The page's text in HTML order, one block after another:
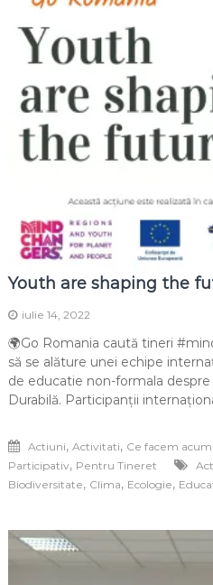
Youth are shaping the
iulie 14, 2022
🌍Go Romania caută tineri
să se alăture unei echipe
de educatie non-formala
Durabilă. Participanții
Actiuni, Activitati, Ce facem acum
Participativ, Pentru Tineret
Biodiversitate, Clima, Ecologie,